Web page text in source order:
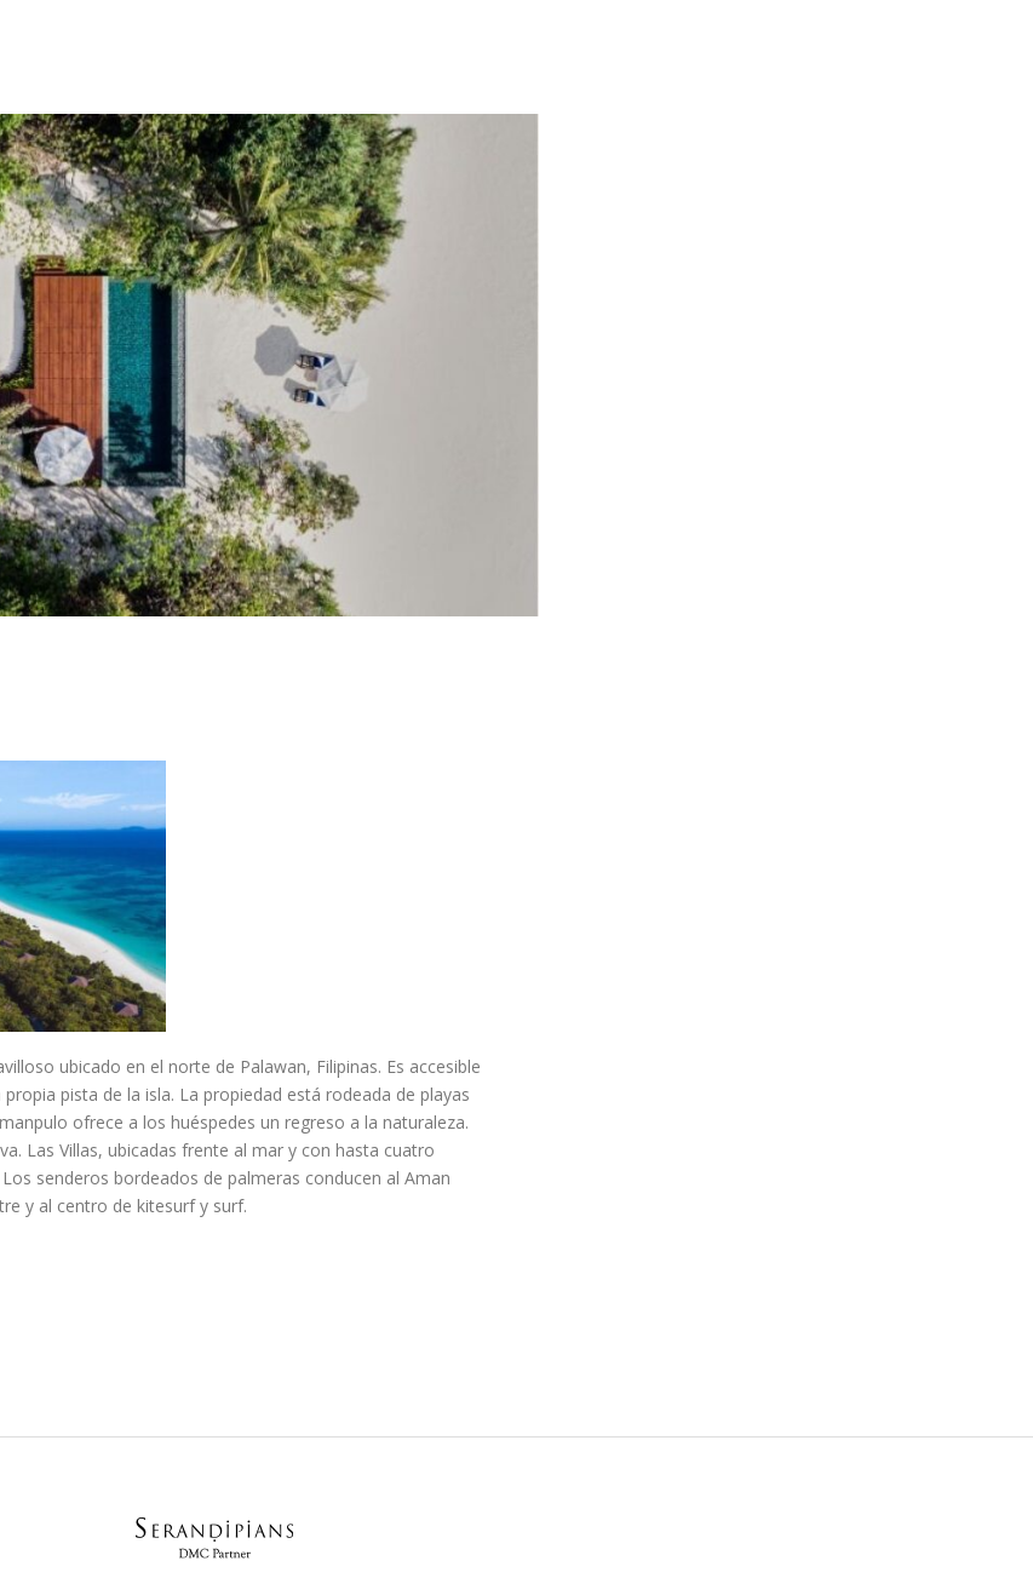
ubicado en el norte de Palawan, Filipinas. Es accesible
pista de la isla. La propiedad está rodeada de playas
ofrece a los huéspedes un regreso a la naturaleza.
Las Villas, ubicadas frente al mar y con hasta cuatro
senderos bordeados de palmeras conducen al Aman
y al centro de kitesurf y surf.